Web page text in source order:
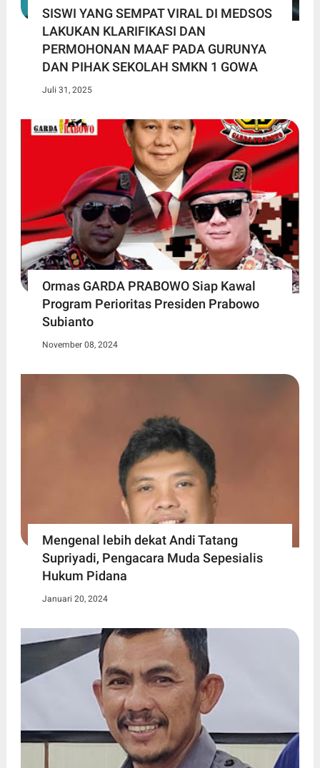
SISWI YANG SEMPAT VIRAL DI MEDSOS
LAKUKAN KLARIFIKASI DAN
PERMOHONAN MAAF PADA GURUNYA
DAN PIHAK SEKOLAH SMKN 1 GOWA
Juli 31, 2025
Ormas GARDA PRABOWO Siap Kawal
Program Perioritas Presiden Prabowo
Subianto
November 08, 2024
Mengenal lebih dekat Andi Tatang
Supriyadi, Pengacara Muda Sepesialis
Hukum Pidana
Januari 20, 2024